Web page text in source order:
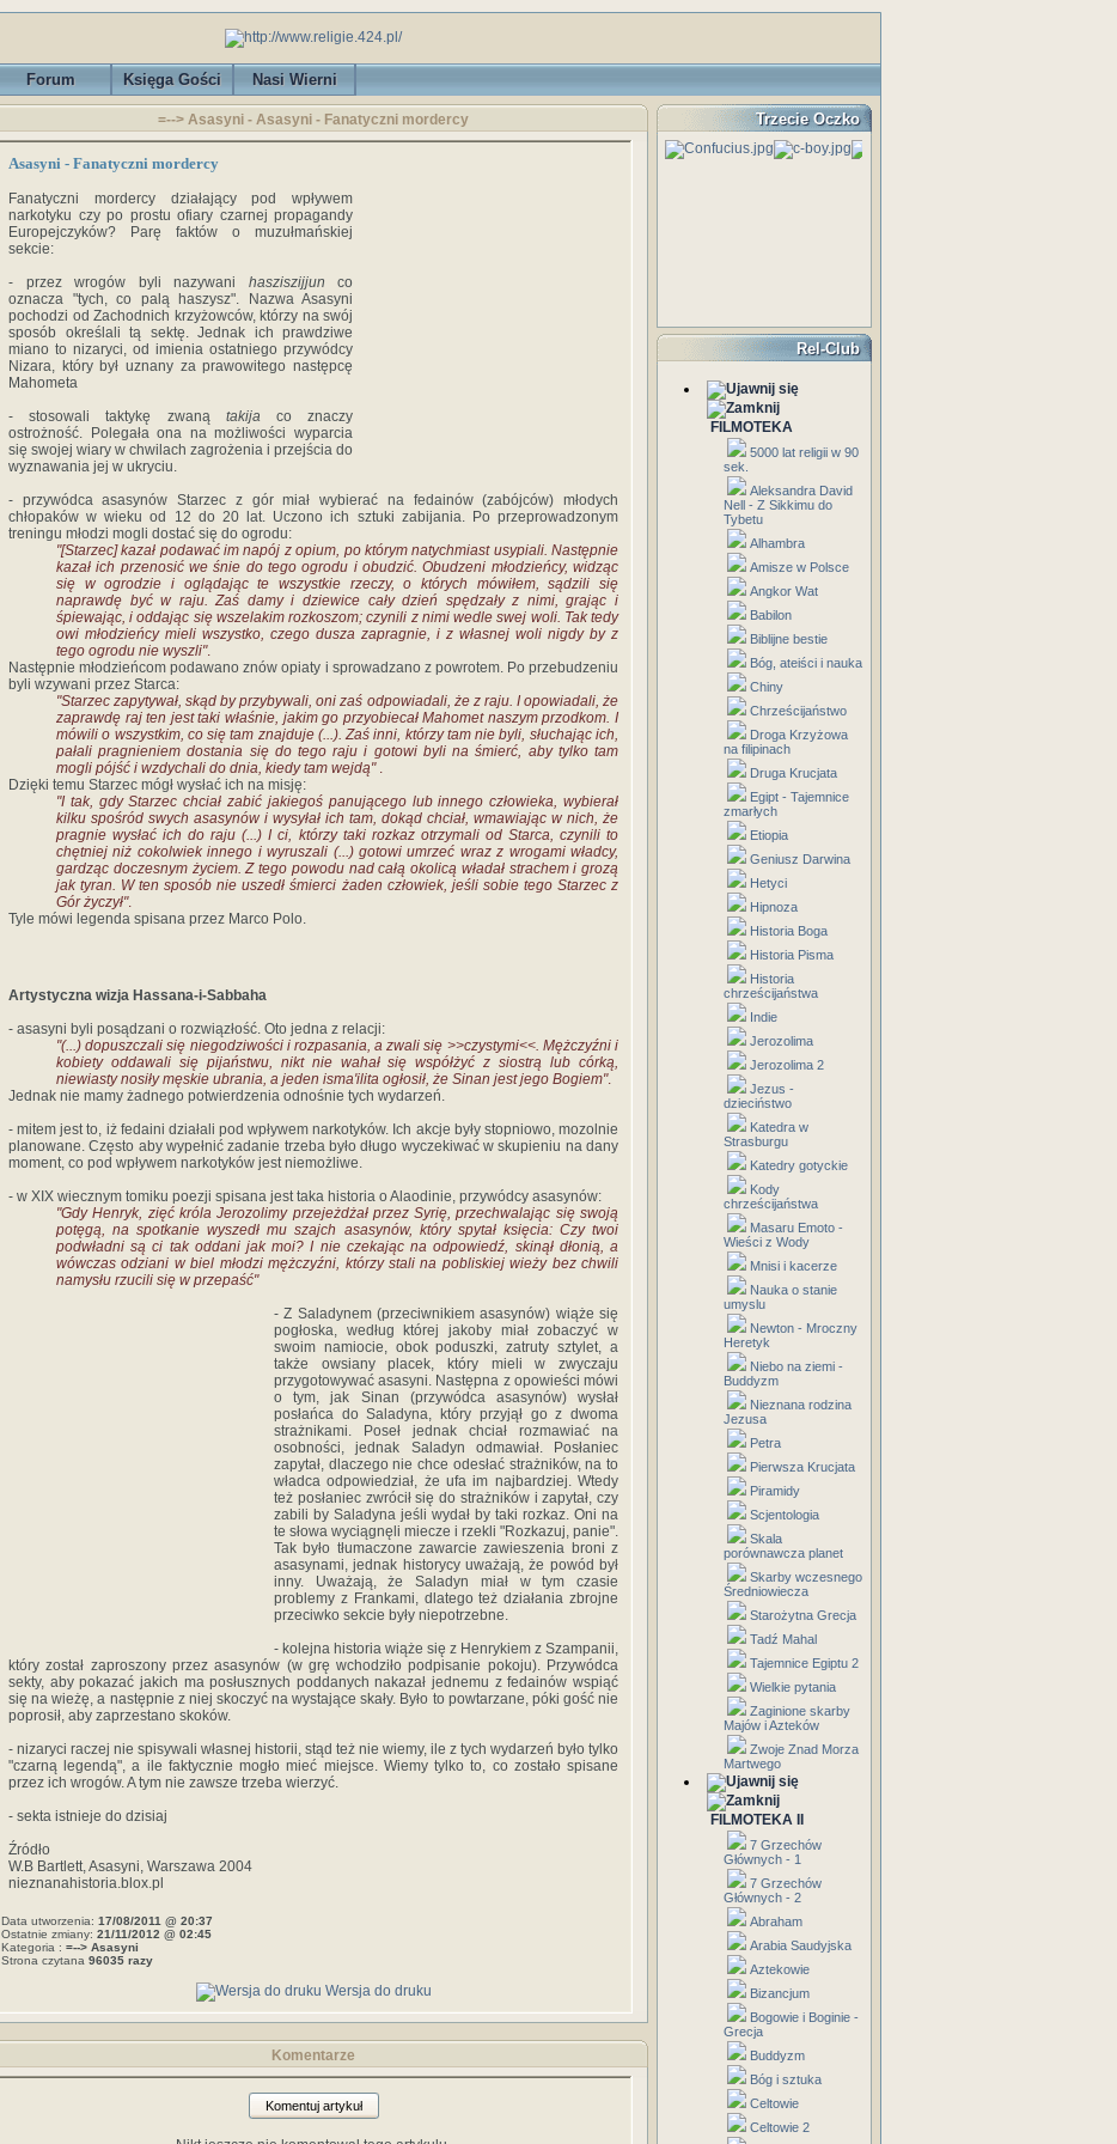
Forum Księga Gości Nasi Wierni
=--> Asasyni - Asasyni - Fanatyczni mordercy
Asasyni - Fanatyczni mordercy
Fanatyczni mordercy działający pod wpływem
narkotyku czy po prostu ofiary czarnej propagandy
Europejczyków? Parę faktów o muzułmańskiej
sekcie:
- przez wrogów byli nazywani hasziszijjun co
oznacza "tych, co palą haszysz". Nazwa Asasyni
pochodzi od Zachodnich krzyżowców, którzy na swój
sposób określali tą sektę. Jednak ich prawdziwe
miano to nizaryci, od imienia ostatniego przywódcy
Nizara, który był uznany za prawowitego następcę
Mahometa
- stosowali taktykę zwaną takijaco znaczy
ostrożność. Polegała ona na możliwości wyparcia
się swojej wiary w chwilach zagrożenia i przejścia do
wyznawania jej w ukryciu.
- przywódca asasynów Starzec z gór miał wybierać na fedainów (zabójców) młodych
chłopaków w wieku od 12 do 20 lat. Uczono ich sztuki zabijania. Po przeprowadzonym
treningu młodzi mogli dostać się do ogrodu:
"[Starzec] kazał podawać im napój z opium, po którym natychmiast usypiali. Następnie
kazał ich przenosić we śnie do tego ogrodu i obudzić. Obudzeni młodzieńcy, widząc
się w ogrodzie i oglądając te wszystkie rzeczy, o których mówiłem, sądzili się
naprawdę być w raju. Zaś damy i dziewice cały dzień spędzały z nimi, grając i
śpiewając, i oddając się wszelakim rozkoszom; czynili z nimi wedle swej woli. Tak tedy
owi młodzieńcy mieli wszystko, czego dusza zapragnie, i z własnej woli nigdy by z
tego ogrodu nie wyszli".
Następnie młodzieńcom podawano znów opiaty i sprowadzano z powrotem. Po przebudzeniu
byli wzywani przez Starca:
"Starzec zapytywał, skąd by przybywali, oni zaś odpowiadali, że z raju. I opowiadali, że
zaprawdę raj ten jest taki właśnie, jakim go przyobiecał Mahomet naszym przodkom. I
mówili o wszystkim, co się tam znajduje (...). Zaś inni, którzy tam nie byli, słuchając ich,
pałali pragnieniem dostania się do tego raju i gotowi byli na śmierć, aby tylko tam
mogli pójść i wzdychali do dnia, kiedy tam wejdą" .
Dzięki temu Starzec mógł wysłać ich na misję:
"I tak, gdy Starzec chciał zabić jakiegoś panującego lub innego człowieka, wybierał
kilku spośród swych asasynów i wysyłał ich tam, dokąd chciał, wmawiając w nich, że
pragnie wysłać ich do raju (...) I ci, którzy taki rozkaz otrzymali od Starca, czynili to
chętniej niż cokolwiek innego i wyruszali (...) gotowi umrzeć wraz z wrogami władcy,
gardząc doczesnym życiem. Z tego powodu nad całą okolicą władał strachem i grozą
jak tyran. W ten sposób nie uszedł śmierci żaden człowiek, jeśli sobie tego Starzec z
Gór życzył".
Tyle mówi legenda spisana przez Marco Polo.
Artystyczna wizja Hassana-i-Sabbaha
- asasyni byli posądzani o rozwiązłość. Oto jedna z relacji:
"(...) dopuszczali się niegodziwości i rozpasania, a zwali się >>czystymi<<. Mężczyźni i
kobiety oddawali się pijaństwu, nikt nie wahał się współżyć z siostrą lub córką,
niewiasty nosiły męskie ubrania, a jeden isma'ilita ogłosił, że Sinan jest jego Bogiem".
Jednak nie mamy żadnego potwierdzenia odnośnie tych wydarzeń.
- mitem jest to, iż fedaini działali pod wpływem narkotyków. Ich akcje były stopniowo, mozolnie
planowane. Często aby wypełnić zadanie trzeba było długo wyczekiwać w skupieniu na dany
moment, co pod wpływem narkotyków jest niemożliwe.
- w XIX wiecznym tomiku poezji spisana jest taka historia o Alaodinie, przywódcy asasynów:
"Gdy Henryk, zięć króla Jerozolimy przejeżdżał przez Syrię, przechwalając się swoją
potęgą, na spotkanie wyszedł mu szajch asasynów, który spytał księcia: Czy twoi
podwładni są ci tak oddani jak moi? I nie czekając na odpowiedź, skinął dłonią, a
wówczas odziani w biel młodzi mężczyźni, którzy stali na pobliskiej wieży bez chwili
namysłu rzucili się w przepaść"
- Z Saladynem (przeciwnikiem asasynów) wiąże się
pogłoska, według której jakoby miał zobaczyć w
swoim namiocie, obok poduszki, zatruty sztylet, a
także owsiany placek, który mieli w zwyczaju
przygotowywać asasyni. Następna z opowieści mówi
o tym, jak Sinan (przywódca asasynów) wysłał
posłańca do Saladyna, który przyjął go z dwoma
strażnikami. Poseł jednak chciał rozmawiać na
osobności, jednak Saladyn odmawiał. Posłaniec
zapytał, dlaczego nie chce odesłać strażników, na to
władca odpowiedział, że ufa im najbardziej. Wtedy
też posłaniec zwrócił się do strażników i zapytał, czy
zabili by Saladyna jeśli wydał by taki rozkaz. Oni na
te słowa wyciągnęli miecze i rzekli "Rozkazuj, panie".
Tak było tłumaczone zawarcie zawieszenia broni z
asasynami, jednak historycy uważają, że powód był
inny. Uważają, że Saladyn miał w tym czasie
problemy z Frankami, dlatego też działania zbrojne
przeciwko sekcie były niepotrzebne.
- kolejna historia wiąże się z Henrykiem z Szampanii,
który został zaproszony przez asasynów (w grę wchodziło podpisanie pokoju). Przywódca
sekty, aby pokazać jakich ma posłusznych poddanych nakazał jednemu z fedainów wspiąć
się na wieżę, a następnie z niej skoczyć na wystające skały. Było to powtarzane, póki gość nie
poprosił, aby zaprzestano skoków.
- nizaryci raczej nie spisywali własnej historii, stąd też nie wiemy, ile z tych wydarzeń było tylko
"czarną legendą", a ile faktycznie mogło mieć miejsce. Wiemy tylko to, co zostało spisane
przez ich wrogów. A tym nie zawsze trzeba wierzyć.
- sekta istnieje do dzisiaj
Źródło
W.B Bartlett, Asasyni, Warszawa 2004
nieznanahistoria.blox.pl
Data utworzenia: 17/08/2011 @ 20:37
Ostatnie zmiany: 21/11/2012 @ 02:45
Kategoria : =--> Asasyni
Strona czytana 96035 razy
Wersja do druku
Komentarze
Komentuj artykuł
Trzecie Oczko
Rel-Club
FILMOTEKA
5000 lat religii w 90
sek.
Aleksandra David
Nell - Z Sikkimu do
Tybetu
Alhambra
Amisze w Polsce
Angkor Wat
Babilon
Biblijne bestie
Bóg, ateiści i nauka
Chiny
Chrześcijaństwo
Droga Krzyżowa
na filipinach
Druga Krucjata
Egipt - Tajemnice
zmarłych
Etiopia
Geniusz Darwina
Hetyci
Hipnoza
Historia Boga
Historia Pisma
Historia
chrześcijaństwa
Indie
Jerozolima
Jerozolima 2
Jezus -
dzieciństwo
Katedra w
Strasburgu
Katedry gotyckie
Kody
chrześcijaństwa
Masaru Emoto -
Wieści z Wody
Mnisi i kacerze
Nauka o stanie
umyslu
Newton - Mroczny
Heretyk
Niebo na ziemi -
Buddyzm
Nieznana rodzina
Jezusa
Petra
Pierwsza Krucjata
Piramidy
Scjentologia
Skala
porównawcza planet
Skarby wczesnego
Średniowiecza
Starożytna Grecja
Tadź Mahal
Tajemnice Egiptu 2
Wielkie pytania
Zaginione skarby
Majów i Azteków
Zwoje Znad Morza
Martwego
FILMOTEKA II
7 Grzechów
Głównych - 1
7 Grzechów
Głównych - 2
Abraham
Arabia Saudyjska
Aztekowie
Bizancjum
Bogowie i Boginie -
Grecja
Buddyzm
Bóg i sztuka
Celtowie
Celtowie 2